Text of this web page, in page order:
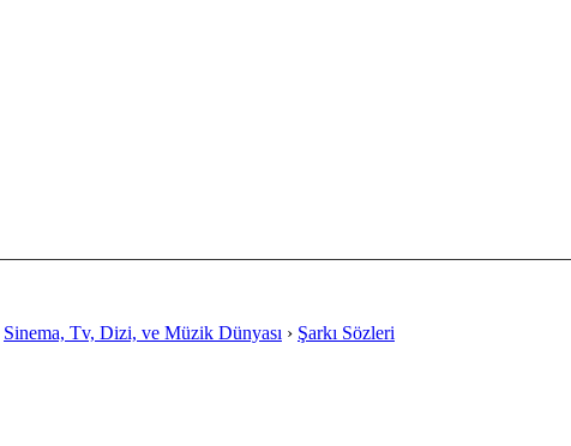
Sinema, Tv, Dizi, ve Müzik Dünyası › Şarkı Sözleri